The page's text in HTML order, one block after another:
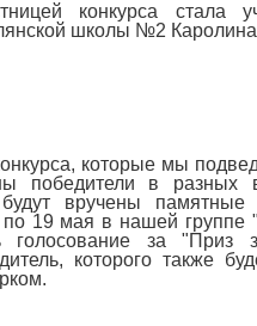
конкурса стала
школы №2
которые мы
победители в разных
вручены памятные
19 мая в нашей группе
голосование за "Приз
которого также